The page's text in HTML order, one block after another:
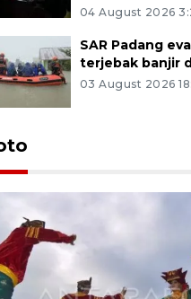
04 August 2026
SAR Padang
terjebak banjir
03 August 2026